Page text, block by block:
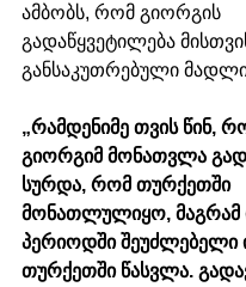
ამბობს, რომ გიორგის
გადაწყვეტილება
განსაკუთრებული
„რამდენიმე თვის წინ,
გიორგიმ მონათვლა
სურდა, რომ თურქეთში
მონათლულიყო, მაგრამ
პერიოდში შეუძლებელი
თურქეთში წასვლა.